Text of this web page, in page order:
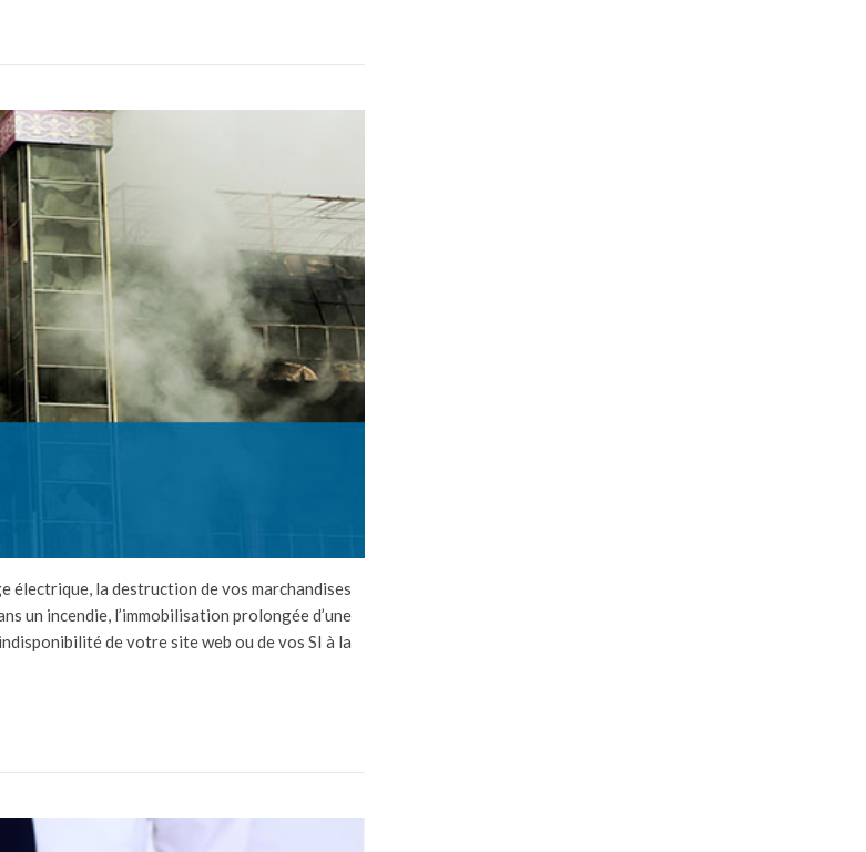
électrique, la destruction de vos marchandises
un incendie, l’immobilisation prolongée d’une
de votre site web ou de vos SI à la